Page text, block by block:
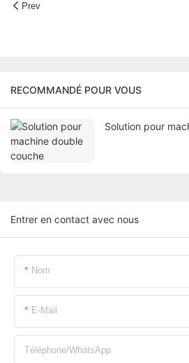
Prev
RECOMMANDÉ POUR VOUS
Solution pour
Entrer en contact avec nous
Nom
E-Mail
Téléphone/WhatsApp